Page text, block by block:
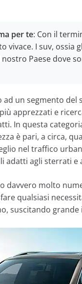
per te: Con il
vivace. I suv, ossia
Paese dove
un segmento del
apprezzati e
In questa
è pari, a circa,
nel traffico
adatti agli sterrati e
davvero molto
qualsiasi
suscitando grande